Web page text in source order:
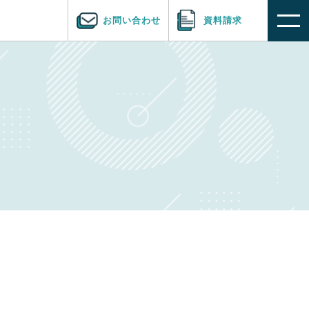
お問い合わせ 資料請求